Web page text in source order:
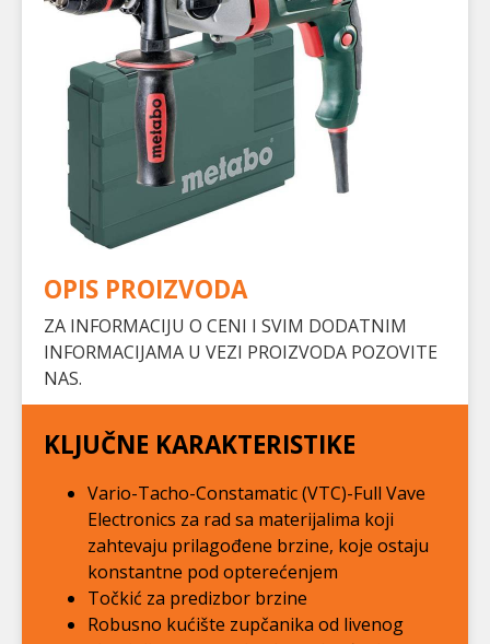
OPIS PROIZVODA
ZA INFORMACIJU O CENI I SVIM DODATNIM
INFORMACIJAMA U VEZI PROIZVODA POZOVITE
NAS.
KLJUČNE KARAKTERISTIKE
Vario-Tacho-Constamatic (VTC)-Full Vave
Electronics za rad sa materijalima koji
zahtevaju prilagođene brzine, koje ostaju
konstantne pod opterećenjem
Točkić za predizbor brzine
Robusno kućište zupčanika od livenog